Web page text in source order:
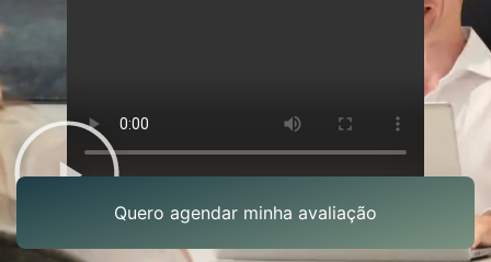
Quero agendar minha avaliação